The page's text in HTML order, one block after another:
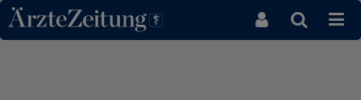
Direkt zum Inhaltsbereich